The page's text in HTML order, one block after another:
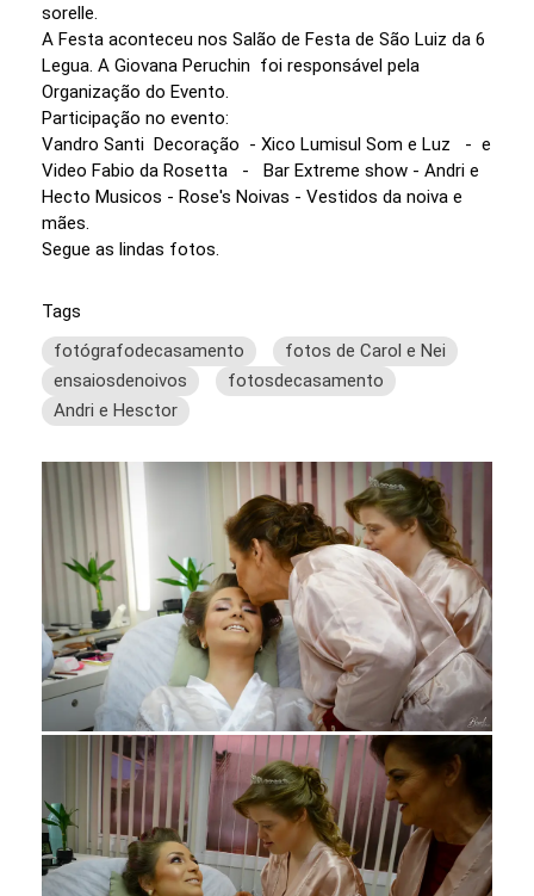
sorelle.
A Festa aconteceu nos Salão de Festa de São Luiz da 6
Legua. A Giovana Peruchin foi responsável pela
Organização do Evento.
Participação no evento:
Vandro Santi Decoração - Xico Lumisul Som e Luz - e
Video Fabio da Rosetta - Bar Extreme show - Andri e
Hecto Musicos - Rose's Noivas - Vestidos da noiva e
mães.
Segue as lindas fotos.
Tags
fotógrafodecasamento
fotos de Carol e Nei
ensaiosdenoivos
fotosdecasamento
Andri e Hesctor